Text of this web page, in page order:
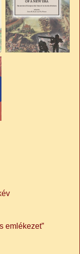
emlékezet”